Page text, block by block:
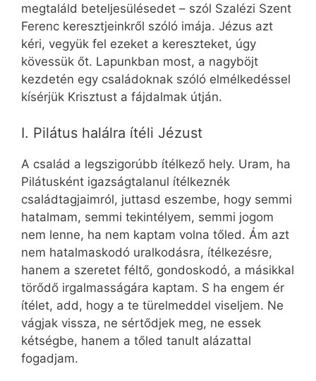
megtaláld beteljesülésedet – szól Szalézi Szent
Ferenc keresztjeinkről szóló imája. Jézus azt
kéri, vegyük fel ezeket a kereszteket, úgy
kövessük őt. Lapunkban most, a nagyböjt
kezdetén egy családoknak szóló elmélkedéssel
kísérjük Krisztust a fájdalmak útján.
I. Pilátus halálra ítéli Jézust
A család a legszigorúbb ítélkező hely. Uram, ha
Pilátusként igazságtalanul ítélkeznék
családtagjaimról, juttasd eszembe, hogy semmi
hatalmam, semmi tekintélyem, semmi jogom
nem lenne, ha nem kaptam volna tőled. Ám azt
nem hatalmaskodó uralkodásra, ítélkezésre,
hanem a szeretet féltő, gondoskodó, a másikkal
törődő irgalmasságára kaptam. S ha engem ér
ítélet, add, hogy a te türelmeddel viseljem. Ne
vágjak vissza, ne sértődjek meg, ne essek
kétségbe, hanem a tőled tanult alázattal
fogadjam.